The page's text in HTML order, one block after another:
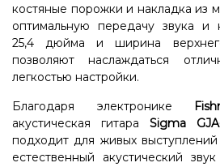
костяные порожки и накладка из
оптимальную передачу звука и
25,4 дюйма и ширина
позволяют наслаждаться
легкостью настройки.
Благодаря электронике
акустическая гитара Sigma
подходит для живых
естественный акустический